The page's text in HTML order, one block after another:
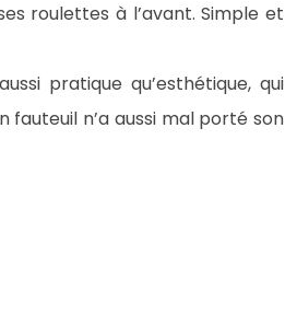
roulettes à l’avant. Simple et
pratique qu’esthétique, qui
n’a aussi mal porté son